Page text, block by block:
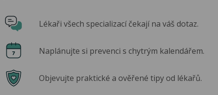
Lékaři všech specializací čekají na váš dotaz.
Naplánujte si prevenci s chytrým kalendářem.
Objevujte praktické a ověřené tipy od lékařů.